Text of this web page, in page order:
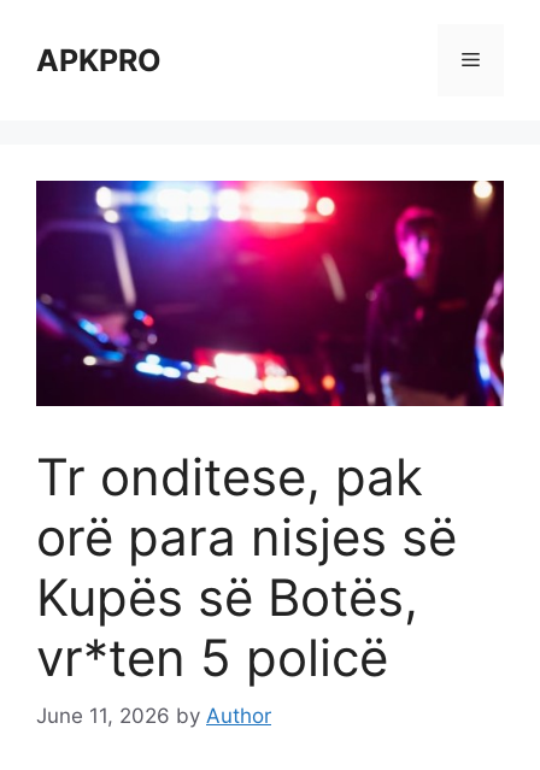
contentAPKPRO Menu
Tr onditese, pak
orë para nisjes së
Kupës së Botës,
vr*ten 5 policë
June 11, 2026 by Author